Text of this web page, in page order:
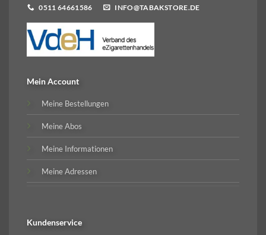
0511 64661586 INFO@TABAKSTORE.DE
Mein Account
Meine Bestellungen
Meine Abos
Meine Informationen
Meine Adressen
Kundenservice